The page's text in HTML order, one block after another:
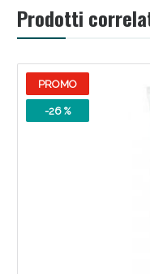
Prodotti
PROMO
-26 %
Benessere